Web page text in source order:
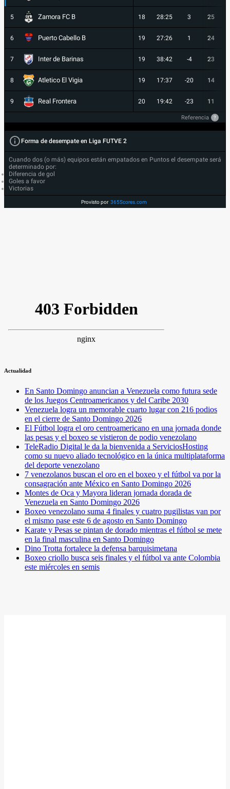
5 Zamora FC B 18 28:25 3 25
6 Puerto Cabello B 19 27:26 1 24
7 Inter de Barinas 19 38:42 -4 23
8 Atletico El Vigia 19 17:37 -20 14
9 Real Frontera 20 19:42 -23 11
Referencia ?
Forma de desempate en Liga FUTVE 2
Cuando dos (o más) equipos están empatados en Puntos el desempate será
determinado por:
Diferencia de gol
Goles a favor
Victorias
Provisto por 365Scores.com
Actualidad
En Santo Domingo anuncian a Venezuela como futura sede
de los Juegos Centroamericanos y del Caribe 2030
Venezuela logra un memorable cuarto lugar con 216 podios
en el cierre de Santo Domingo 2026
El Fútbol logra el oro centroamericano en una jornada donde
las pesas y el boxeo se vistieron de podio venezolano
TeleRadio Digital le da la bienvenida a ServiciosHosting
como su nuevo aliado tecnológico en la única multiplataforma
del deporte venezolano
7 venezolanos buscan el oro en el boxeo y el fútbol va por la
consagración ante México en Santo Domingo 2026
Montes de Oca y Mayora lideran jornada dorada de
Venezuela en Santo Domingo 2026
Boxeo venezolano suma 4 finales y cuatro pugilistas van por
el mismo pase este 6 de agosto en Santo Domingo
Karate y Pesas se pintan de dorado mientras el fútbol se mete
en la final masculina en Santo Domingo
Dino Trotta fortalece la defensa barquisimetana
Boxeo criollo busca seis finales y el fútbol va ante Colombia
este miércoles en semis